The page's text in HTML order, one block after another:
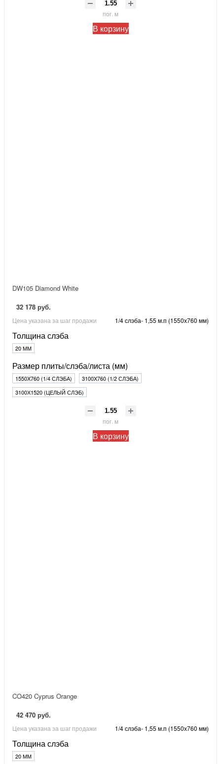
пог. м
В корзину
DW105 Diamond White
32 178 руб.
Цена указана за шаг продажи 1/4 слэба- 1,55 м.п (1550х760 мм)
Толщина слэба
20 ММ
Размер плиты/слэба/листа (мм)
1550X760 (1/4 СЛЭБА)
3100X760 (1/2 СЛЭБА)
3100Х1520 (ЦЕЛЫЙ СЛЭБ)
пог. м
В корзину
CO420 Cyprus Orange
42 470 руб.
Цена указана за шаг продажи 1/4 слэба- 1,55 м.п (1550х760 мм)
Толщина слэба
20 ММ